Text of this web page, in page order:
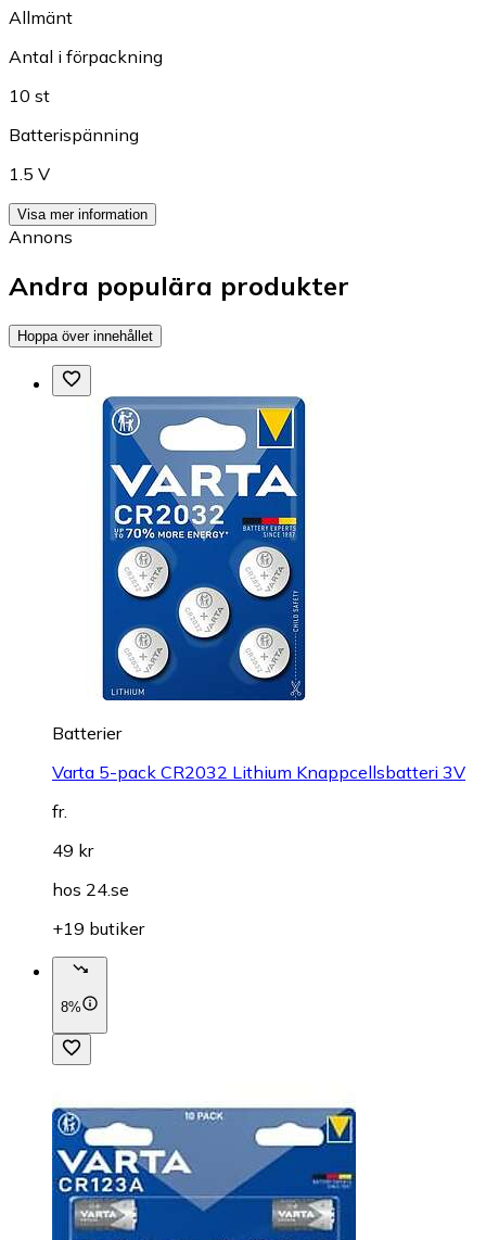
Allmänt
Antal i förpackning
10 st
Batterispänning
1.5 V
Visa mer information
Annons
Andra populära produkter
Hoppa över innehållet
Batterier
Varta 5-pack CR2032 Lithium Knappcellsbatteri 3V
fr.
49 kr
hos 24.se
+19 butiker
8%